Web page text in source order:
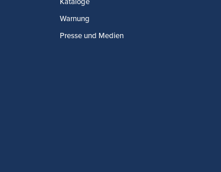
Warnung
Presse und Medien